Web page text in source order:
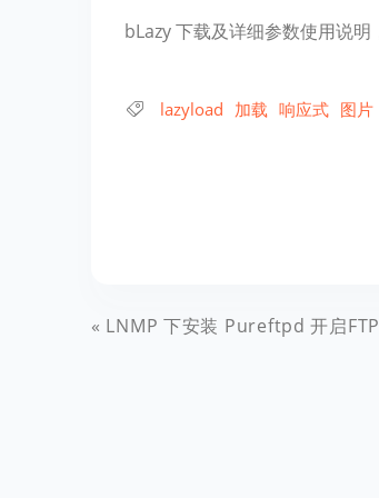
bLazy 下载及详细参数使用说明
lazyload 加载 响应式 图片
LNMP 下安装 Pureftpd 开启